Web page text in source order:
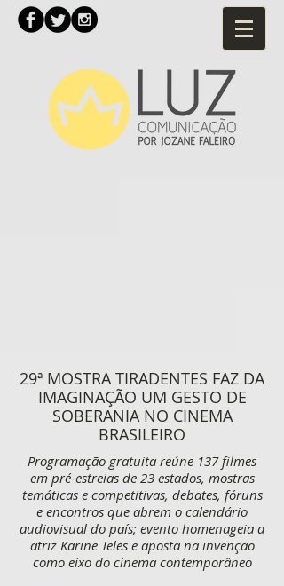
29ª MOSTRA TIRADENTES FAZ DA
IMAGINAÇÃO UM GESTO DE
SOBERANIA NO CINEMA
BRASILEIRO
Programação gratuita reúne 137 filmes
em pré-estreias de 23 estados, mostras
temáticas e competitivas, debates, fóruns
e encontros que abrem o calendário
audiovisual do país; evento homenageia a
atriz Karine Teles e aposta na invenção
como eixo do cinema contemporâneo